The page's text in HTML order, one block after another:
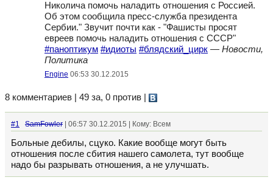
Николича помочь наладить отношения с Россией.
Об этом сообщила пресс-служба президента
Сербии." Звучит почти как - "Фашисты просят
евреев помочь наладить отношения с СССР"
#паноптикум #идиоты #блядский_цирк — Новости,
Политика
Engine 06:53 30.12.2015
8 комментариев | 49 за, 0 против
#1 SamFowler | 06:57 30.12.2015 | Кому: Всем
Больные дебилы, сцуко. Какие вообще могут быть
отношения после сбития нашего самолета, тут вообще
надо бы разрывать отношения, а не улучшать.